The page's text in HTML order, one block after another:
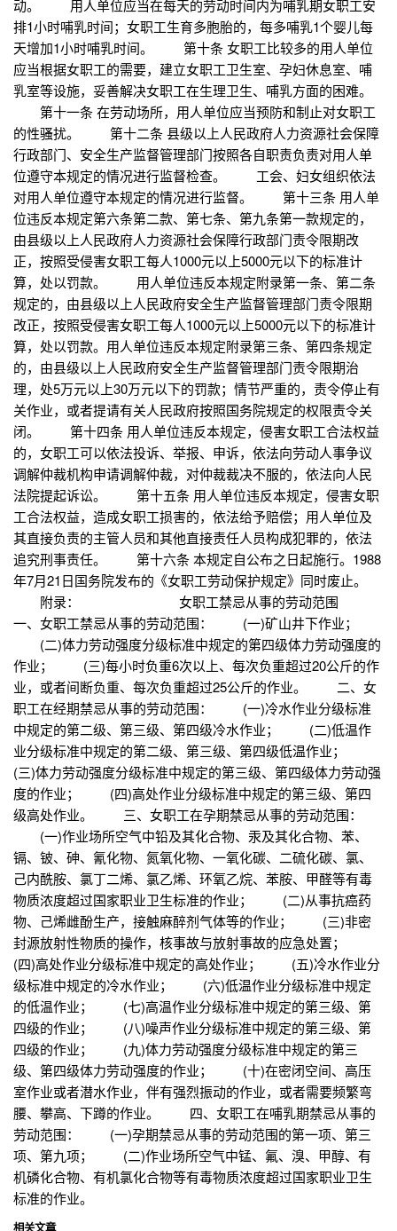
动。 用人单位应当在每天的劳动时间内为哺乳期女职工安
排1小时哺乳时间；女职工生育多胞胎的，每多哺乳1个婴儿每
天增加1小时哺乳时间。 第十条 女职工比较多的用人单位
应当根据女职工的需要，建立女职工卫生室、孕妇休息室、哺
乳室等设施，妥善解决女职工在生理卫生、哺乳方面的困难。
第十一条 在劳动场所，用人单位应当预防和制止对女职工
的性骚扰。 第十二条 县级以上人民政府人力资源社会保障
行政部门、安全生产监督管理部门按照各自职责负责对用人单
位遵守本规定的情况进行监督检查。 工会、妇女组织依法
对用人单位遵守本规定的情况进行监督。 第十三条 用人单
位违反本规定第六条第二款、第七条、第九条第一款规定的，
由县级以上人民政府人力资源社会保障行政部门责令限期改
正，按照受侵害女职工每人1000元以上5000元以下的标准计
算，处以罚款。 用人单位违反本规定附录第一条、第二条
规定的，由县级以上人民政府安全生产监督管理部门责令限期
改正，按照受侵害女职工每人1000元以上5000元以下的标准计
算，处以罚款。用人单位违反本规定附录第三条、第四条规定
的，由县级以上人民政府安全生产监督管理部门责令限期治
理，处5万元以上30万元以下的罚款；情节严重的，责令停止有
关作业，或者提请有关人民政府按照国务院规定的权限责令关
闭。 第十四条 用人单位违反本规定，侵害女职工合法权益
的，女职工可以依法投诉、举报、申诉，依法向劳动人事争议
调解仲裁机构申请调解仲裁，对仲裁裁决不服的，依法向人民
法院提起诉讼。 第十五条 用人单位违反本规定，侵害女职
工合法权益，造成女职工损害的，依法给予赔偿；用人单位及
其直接负责的主管人员和其他直接责任人员构成犯罪的，依法
追究刑事责任。 第十六条 本规定自公布之日起施行。1988
年7月21日国务院发布的《女职工劳动保护规定》同时废止。
附录： 女职工禁忌从事的劳动范围
一、女职工禁忌从事的劳动范围： (一)矿山井下作业；
(二)体力劳动强度分级标准中规定的第四级体力劳动强度的
作业； (三)每小时负重6次以上、每次负重超过20公斤的作
业，或者间断负重、每次负重超过25公斤的作业。 二、女
职工在经期禁忌从事的劳动范围： (一)冷水作业分级标准
中规定的第二级、第三级、第四级冷水作业； (二)低温作
业分级标准中规定的第二级、第三级、第四级低温作业；
(三)体力劳动强度分级标准中规定的第三级、第四级体力劳动强
度的作业； (四)高处作业分级标准中规定的第三级、第四
级高处作业。 三、女职工在孕期禁忌从事的劳动范围：
(一)作业场所空气中铅及其化合物、汞及其化合物、苯、
镉、铍、砷、氰化物、氮氧化物、一氧化碳、二硫化碳、氯、
己内酰胺、氯丁二烯、氯乙烯、环氧乙烷、苯胺、甲醛等有毒
物质浓度超过国家职业卫生标准的作业； (二)从事抗癌药
物、己烯雌酚生产，接触麻醉剂气体等的作业； (三)非密
封源放射性物质的操作，核事故与放射事故的应急处置；
(四)高处作业分级标准中规定的高处作业； (五)冷水作业分
级标准中规定的冷水作业； (六)低温作业分级标准中规定
的低温作业； (七)高温作业分级标准中规定的第三级、第
四级的作业； (八)噪声作业分级标准中规定的第三级、第
四级的作业； (九)体力劳动强度分级标准中规定的第三
级、第四级体力劳动强度的作业； (十)在密闭空间、高压
室作业或者潜水作业，伴有强烈振动的作业，或者需要频繁弯
腰、攀高、下蹲的作业。 四、女职工在哺乳期禁忌从事的
劳动范围： (一)孕期禁忌从事的劳动范围的第一项、第三
项、第九项； (二)作业场所空气中锰、氟、溴、甲醇、有
机磷化合物、有机氯化合物等有毒物质浓度超过国家职业卫生
标准的作业。
相关文章